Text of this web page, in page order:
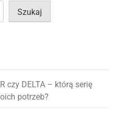
Szukaj
czy DELTA – którą serię
potrzeb?